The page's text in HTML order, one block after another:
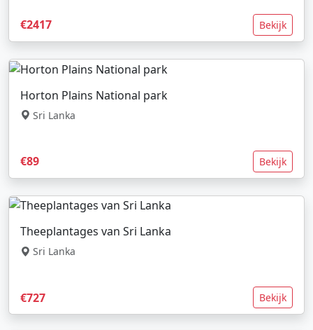
€2417 Bekijk
Horton Plains National park
Sri Lanka
€89 Bekijk
Theeplantages van Sri Lanka
Sri Lanka
€727 Bekijk